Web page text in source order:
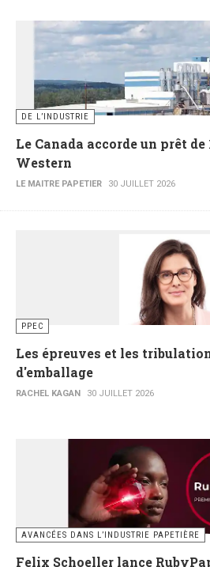
DE L’INDUSTRIE
Le Canada accorde un prêt
Western
LE MAITRE PAPETIER 30 JUILLET 2026
PPEC
Les épreuves et les
d'emballage
RACHEL KAGAN 30 JUILLET 2026
AVANCÉES DANS L’INDUSTRIE PAPETIÈRE
Felix Schoeller lance